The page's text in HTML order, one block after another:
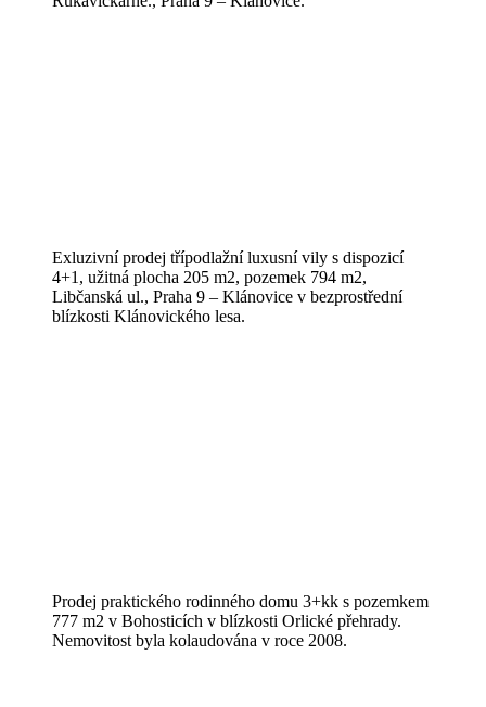
Exluzivní prodej třípodlažní luxusní vily s dispozicí
4+1, užitná plocha 205 m2, pozemek 794 m2,
Libčanská ul., Praha 9 – Klánovice v bezprostřední
blízkosti Klánovického lesa.
Prodej praktického rodinného domu 3+kk s pozemkem
777 m2 v Bohosticích v blízkosti Orlické přehrady.
Nemovitost byla kolaudována v roce 2008.